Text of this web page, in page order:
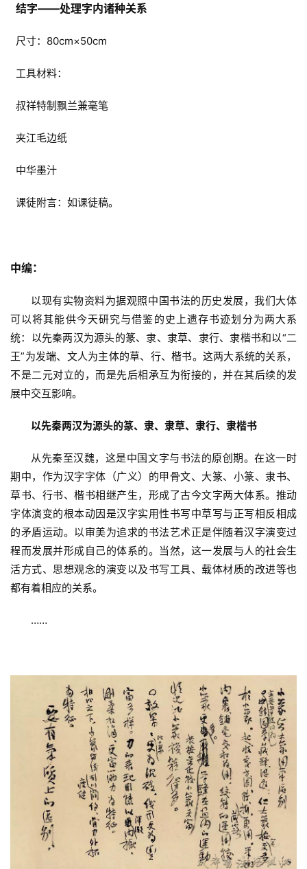
首
页
艺
坛
快
讯
稿
结字——处理字内诸种关系
尺寸：80cm×50cm
工具材料：
叔祥特制飘兰兼毫笔
夹江毛边纸
中华墨汁
课徒附言：如课徒稿。
中编：
以现有实物资料为据观照中国书法的历史发展，我们大体
可以将其能供今天研究与借鉴的史上遗存书迹划分为两大系
统：以先秦两汉为源头的篆、隶、隶草、隶行、隶楷书和以“二
王”为发端、文人为主体的草、行、楷书。这两大系统的关系，
不是二元对立的，而是先后相承互为衔接的，并在其后续的发
展中交互影响。
以先秦两汉为源头的篆、隶、隶草、隶行、隶楷书
从先秦至汉魏，这是中国文字与书法的原创期。在这一时
期中，作为汉字字体（广义）的甲骨文、大篆、小篆、隶书、
草书、行书、楷书相继产生，形成了古今文字两大体系。推动
字体演变的根本动因是汉字实用性书写中草写与正写相反相成
的矛盾运动。以审美为追求的书法艺术正是伴随着汉字演变过
程而发展并形成自己的体系的。当然，这一发展与人的社会生
活方式、思想观念的演变以及书写工具、载体材质的改进等也
都有着相应的关系。
……